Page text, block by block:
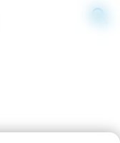
search